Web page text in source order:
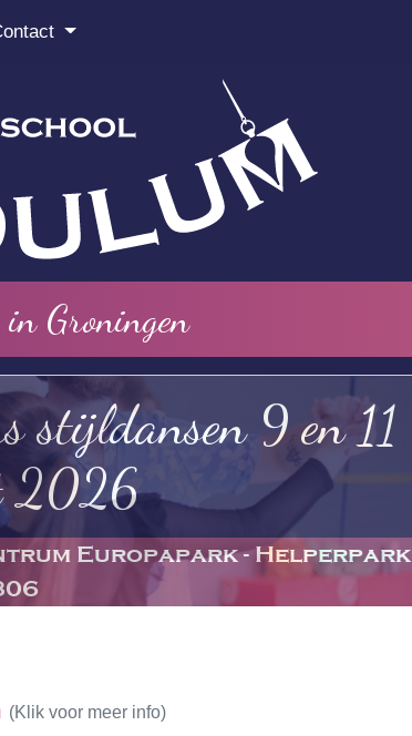
Groningen
stijldansen 9 en 11
2026
Europapark - Helperpark
(Klik voor meer info)